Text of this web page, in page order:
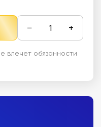
− +
влечет обязанности